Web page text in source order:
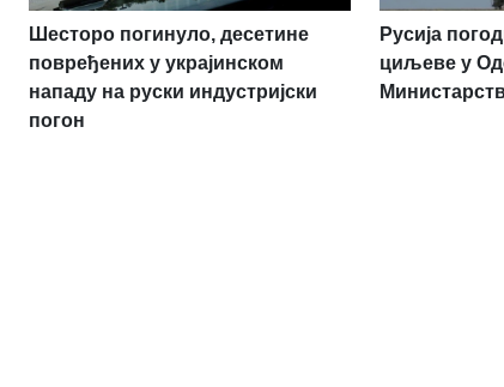
Шесторо погинуло, десетине
повређених у украјинском
нападу на руски индустријски
погон
Русија
циљеве у